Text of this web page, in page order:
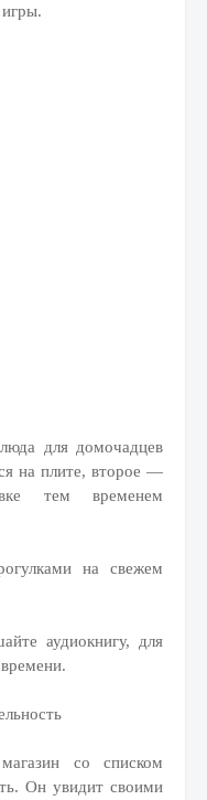
для домочадцев
на плите, второе —
тем временем
на свежем
аудиокнигу, для
со списком
Он увидит своими